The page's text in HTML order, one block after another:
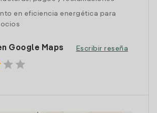
en eficiencia energética para
Google Maps
star star
Escribir reseña